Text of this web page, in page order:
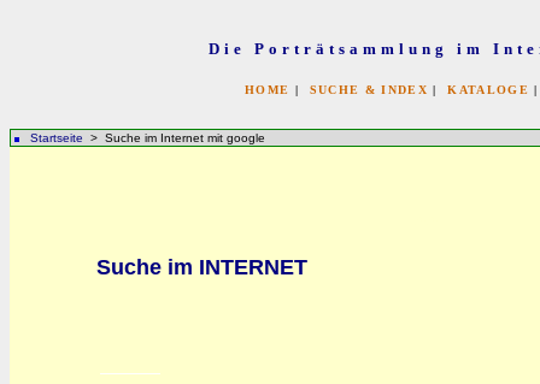
Die Porträtsammlung im
HOME | SUCHE & INDEX |KATALOGE
Startseite > Suche im Internet mit google
Suche im INTERNET